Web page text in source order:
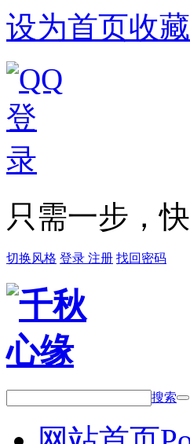
设为首页收
只需一步，
切换风格 登录 注册 找回密码
搜索